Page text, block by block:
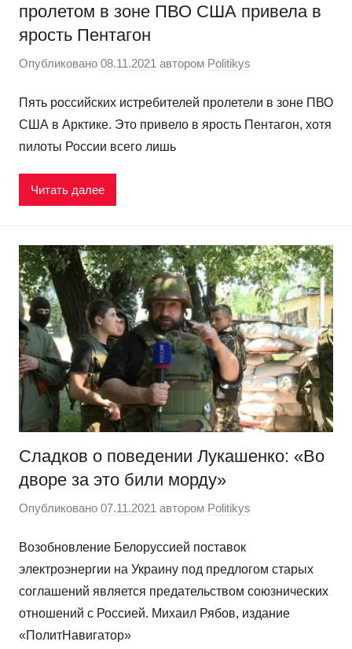
пролетом в зоне ПВО США привела в
ярость Пентагон
Опубликовано 08.11.2021 автором Politikys
Пять российских истребителей пролетели в зоне ПВО
США в Арктике. Это привело в ярость Пентагон, хотя
пилоты России всего лишь
Читать далее
Сладков о поведении Лукашенко: «Во
дворе за это били морду»
Опубликовано 07.11.2021 автором Politikys
Возобновление Белоруссией поставок
электроэнергии на Украину под предлогом старых
соглашений является предательством союзнических
отношений с Россией. Михаил Рябов, издание
«ПолитНавигатор»